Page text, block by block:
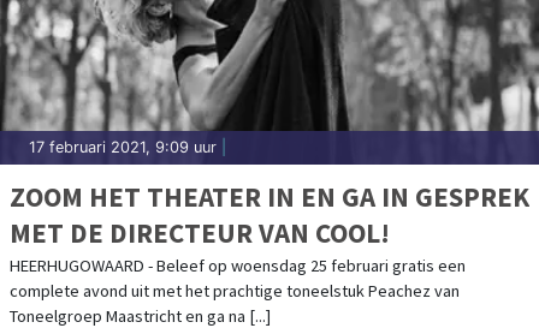
17 februari 2021, 9:09 uur
ZOOM HET THEATER IN EN GA IN GESPREK
MET DE DIRECTEUR VAN COOL!
HEERHUGOWAARD - Beleef op woensdag 25 februari gratis een
complete avond uit met het prachtige toneelstuk Peachez van
Toneelgroep Maastricht en ga na [...]